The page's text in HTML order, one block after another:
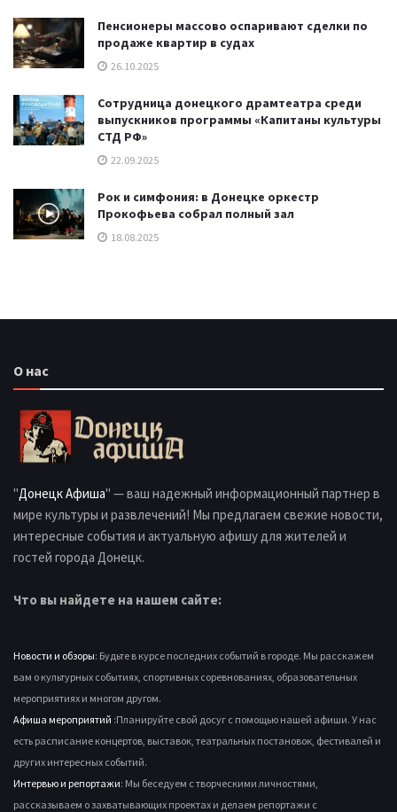
Пенсионеры массово оспаривают сделки по
продаже квартир в судах
26.10.2025
Сотрудница донецкого драмтеатра среди
выпускников программы «Капитаны культуры
СТД РФ»
22.09.2025
Рок и симфония: в Донецке оркестр
Прокофьева собрал полный зал
18.08.2025
О нас
"Донецк Афиша" — ваш надежный информационный партнер в
мире культуры и развлечений! Мы предлагаем свежие новости,
интересные события и актуальную афишу для жителей и
гостей города Донецк.
Что вы найдете на нашем сайте:
Новости и обзоры: Будьте в курсе последних событий в городе. Мы расскажем
вам о культурных событиях, спортивных соревнованиях, образовательных
мероприятиях и многом другом.
Афиша мероприятий :Планируйте свой досуг с помощью нашей афиши. У нас
есть расписание концертов, выставок, театральных постановок, фестивалей и
других интересных событий.
Интервью и репортажи: Мы беседуем с творческими личностями,
рассказываем о захватывающих проектах и делаем репортажи с